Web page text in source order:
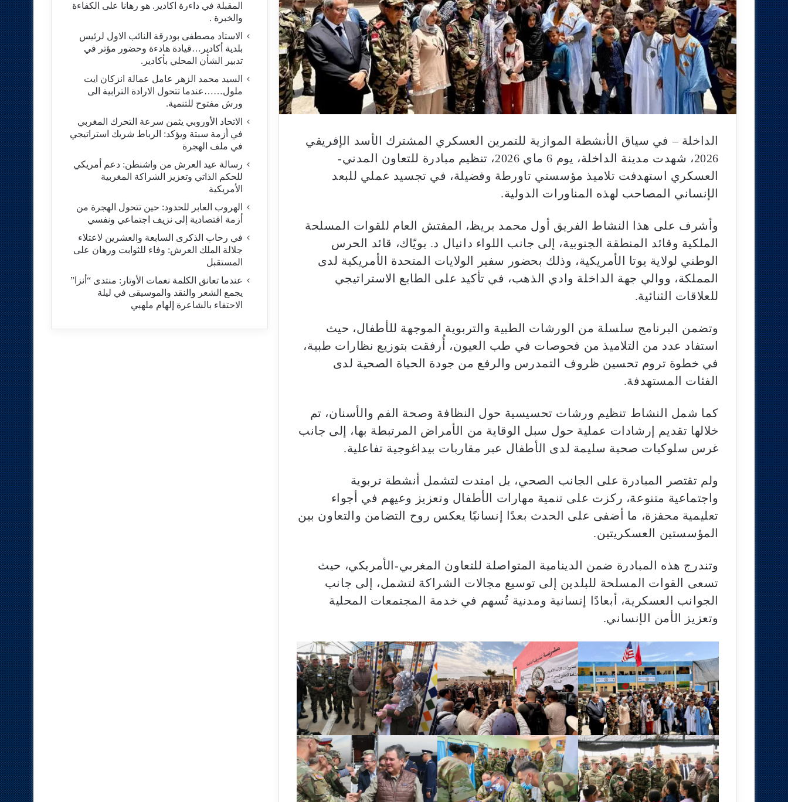
الداخلة – في سياق الأنشطة الموازية للتمرين العسكري المشترك الأسد الإفريقي
2026، شهدت مدينة الداخلة، يوم 6 ماي 2026، تنظيم مبادرة للتعاون المدني-
العسكري استهدفت تلاميذ مؤسستي تاورطة وفضيلة، في تجسيد عملي للبعد
الإنساني المصاحب لهذه المناورات الدولية.
وأشرف على هذا النشاط الفريق أول محمد بريظ، المفتش العام للقوات المسلحة
الملكية وقائد المنطقة الجنوبية، إلى جانب اللواء دانيال د. بويّاك، قائد الحرس
الوطني لولاية يوتا الأمريكية، وذلك بحضور سفير الولايات المتحدة الأمريكية لدى
المملكة، ووالي جهة الداخلة وادي الذهب، في تأكيد على الطابع الاستراتيجي
للعلاقات الثنائية.
وتضمن البرنامج سلسلة من الورشات الطبية والتربوية الموجهة للأطفال، حيث
استفاد عدد من التلاميذ من فحوصات في طب العيون، أُرفقت بتوزيع نظارات طبية،
في خطوة تروم تحسين ظروف التمدرس والرفع من جودة الحياة الصحية لدى
الفئات المستهدفة.
كما شمل النشاط تنظيم ورشات تحسيسية حول النظافة وصحة الفم والأسنان، تم
خلالها تقديم إرشادات عملية حول سبل الوقاية من الأمراض المرتبطة بها، إلى جانب
غرس سلوكيات صحية سليمة لدى الأطفال عبر مقاربات بيداغوجية تفاعلية.
ولم تقتصر المبادرة على الجانب الصحي، بل امتدت لتشمل أنشطة تربوية
واجتماعية متنوعة، ركزت على تنمية مهارات الأطفال وتعزيز وعيهم في أجواء
تعليمية محفزة، ما أضفى على الحدث بعدًا إنسانيًا يعكس روح التضامن والتعاون بين
المؤسستين العسكريتين.
وتندرج هذه المبادرة ضمن الدينامية المتواصلة للتعاون المغربي-الأمريكي، حيث
تسعى القوات المسلحة للبلدين إلى توسيع مجالات الشراكة لتشمل، إلى جانب
الجوانب العسكرية، أبعادًا إنسانية ومدنية تُسهم في خدمة المجتمعات المحلية
وتعزيز الأمن الإنساني.
المقبلة في داءرة اكادير. هو رهانا على الكفاءة
والخبرة .
الاستاد مصطفى بودرقة النائب الاول لرئيس
بلدية أكادير…قيادة هادءة وحضور مؤتر في
تدبير الشأن المحلي بأكادير.
السيد محمد الزهر عامل عمالة انزكان ايت
ملول……عندما تتحول الارادة الترابية الى
ورش مفتوح للتنمية.
الاتحاد الأوروبي يثمن سرعة التحرك المغربي
في أزمة سبتة ويؤكد: الرباط شريك استراتيجي
في ملف الهجرة
رسالة عيد العرش من واشنطن: دعم أمريكي
للحكم الذاتي وتعزيز الشراكة المغربية
الأمريكية
​الهروب العابر للحدود: حين تتحول الهجرة من
أزمة اقتصادية إلى نزيف اجتماعي ونفسي
في رحاب الذكرى السابعة والعشرين لاعتلاء
جلالة الملك العرش: وفاء للثوابت ورهان على
المستقبل
​عندما تعانق الكلمة نغمات الأوتار: منتدى “أنزا”
يجمع الشعر والنقد والموسيقى في ليلة
الاحتفاء بالشاعرة إلهام ملهبي